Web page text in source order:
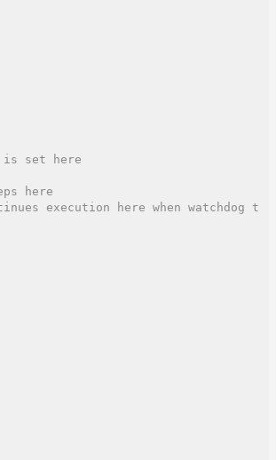
is set here
here
execution here when watchdog t